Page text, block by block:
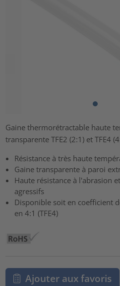
Gaine thermorétractable haute
transparente TFE2 (2:1) et TFE4
Résistance à très haute
Gaine transparente à paroi
Haute résistance à l'abrasion
agressifs
Disponible soit en coefficient
en 4:1 (TFE4)
Ajouter aux favoris